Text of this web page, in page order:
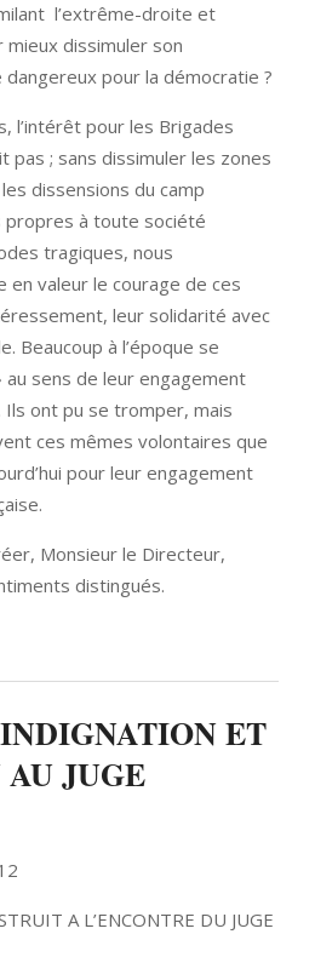
l’extrême-droite et
mieux dissimuler son
pour la démocratie ?
l’intérêt pour les Brigades
pas ; sans dissimuler les zones
dissensions du camp
propres à toute société
tragiques, nous
valeur le courage de ces
leur solidarité avec
Beaucoup à l’époque se
au sens de leur engagement
Ils ont pu se tromper, mais
ces mêmes volontaires que
pour leur engagement
Monsieur le Directeur,
distingués.
ET
JUGE
A L’ENCONTRE DU JUGE